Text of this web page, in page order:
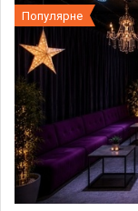
Популярне